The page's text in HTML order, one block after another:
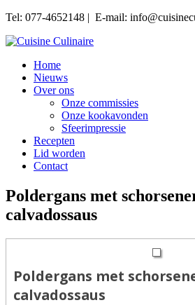
Tel: 077-4652148 | E-mail:
Home
Nieuws
Over ons
Onze commissies
Onze kookavonden
Sfeerimpressie
Recepten
Lid worden
Contact
Poldergans met
calvadossaus
Poldergans met
calvadossaus